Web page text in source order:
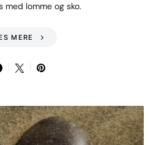
med lomme og sko.
MERE